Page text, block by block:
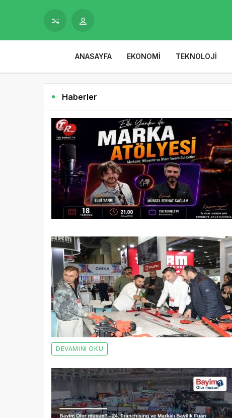
ANASAYFA EKONOMI TEKNOLOJI
Haberler
DEVAMINI OKU